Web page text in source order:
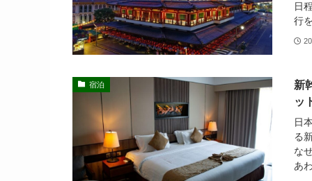
日
行
宿泊
新
ッ
日
る
な
あ